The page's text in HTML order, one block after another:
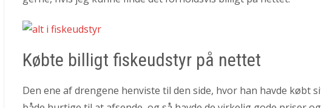
Købte billigt fiskeudstyr på nettet
Den ene af drengene henviste til den side, hvor han havde købt